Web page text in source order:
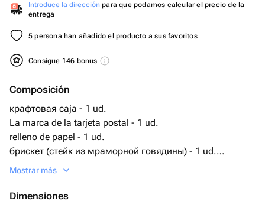
Introduce la dirección para que podamos calcular el precio de la
entrega
5 persona han añadido el producto a sus favoritos
Consigue 146 bonus
Composición
крафтовая caja - 1 ud.
La marca de la tarjeta postal - 1 ud.
relleno de papel - 1 ud.
брискет (стейк из мраморной говядины) - 1 ud.
утиная грудка - 1 ud.
халопенье - 50 gr
Mostrar más
Dimensiones